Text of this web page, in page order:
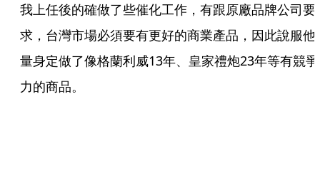
我上任後的確做了些催化工作，有跟原廠品牌公司要
求，台灣市場必須要有更好的商業產品，因此說服他
量身定做了像格蘭利威13年、皇家禮炮23年等有競爭
力的商品。